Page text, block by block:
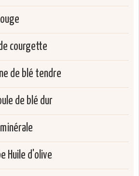
courgette
de blé tendre
de blé dur
minérale
Huile d'olive